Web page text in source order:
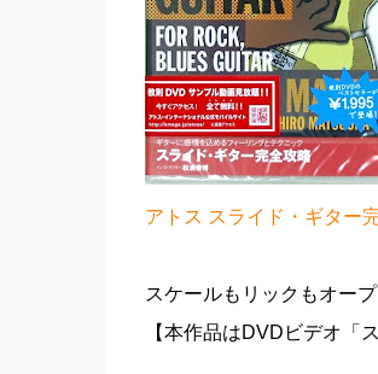
アトス スライド・ギター
スケールもリックもオー
【本作品はDVDビデオ「